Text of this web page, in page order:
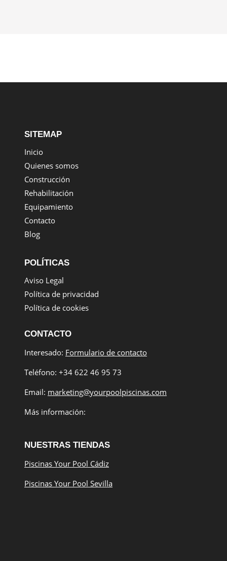
SITEMAP
Inicio
Quienes somos
Construcción
Rehabilitación
Equipamiento
Contacto
Blog
POLÍTICAS
Aviso Legal
Política de privacidad
Política de cookies
CONTACTO
Interesado: Formulario de contacto
Teléfono: +34 622 46 95 73
Email: marketing@yourpoolpiscinas.com
Más información:
NUESTRAS TIENDAS
Piscinas Your Pool Cádiz
Piscinas Your Pool Sevilla